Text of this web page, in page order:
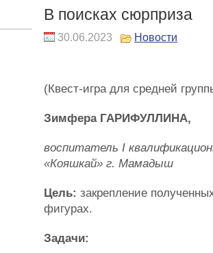
В поисках сюрприза
30.06.2023 Новости
(Квест-игра для средней
Зимфера ГАРИФУЛЛИНА,
воспитатель I
«Кояшкай» г. Мамадыш
Цель: закрепление
фигурах.
Задачи: